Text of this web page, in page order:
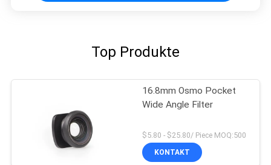
Top Produkte
16.8mm Osmo Pocket
Wide Angle Filter
$5.80 - $25.80/ Piece MOQ:500
KONTAKT